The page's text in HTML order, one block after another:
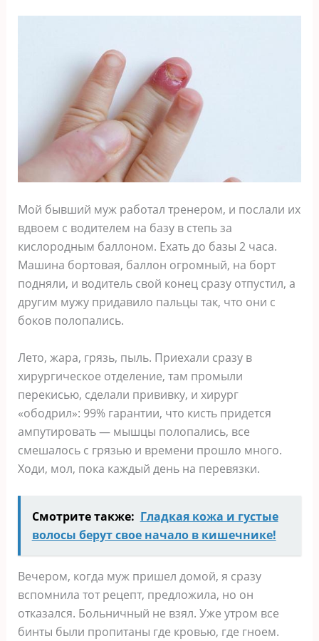
Мой бывший муж работал тренером, и послали их
вдвоем с водителем на базу в степь за
кислородным баллоном. Ехать до базы 2 часа.
Машина бортовая, баллон огромный, на борт
подняли, и водитель свой конец сразу отпустил, а
другим мужу придавило пальцы так, что они с
боков полопались.
Лето, жара, грязь, пыль. Приехали сразу в
хирургическое отделение, там промыли
перекисью, сделали прививку, и хирург
«ободрил»: 99% гарантии, что кисть придется
ампутировать — мышцы полопались, все
смешалось с грязью и времени прошло много.
Ходи, мол, пока каждый день на перевязки.
Смотрите также: Гладкая кожа и густые
волосы берут свое начало в кишечнике!
Вечером, когда муж пришел домой, я сразу
вспомнила тот рецепт, предложила, но он
отказался. Больничный не взял. Уже утром все
бинты были пропитаны где кровью, где гноем.